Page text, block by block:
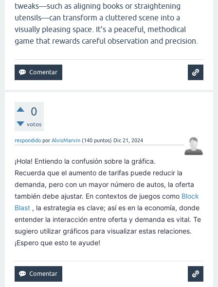
tweaks—such as aligning books or straightening
utensils—can transform a cluttered scene into a
visually pleasing space. It’s a peaceful, methodical
game that rewards careful observation and precision.
0
votos
respondido por AlvisMarvin (140 puntos) Dic 21, 2024
¡Hola! Entiendo la confusión sobre la gráfica.
Recuerda que el aumento de tarifas puede reducir la
demanda, pero con un mayor número de autos, la oferta
también debe ajustar. En contextos de juegos como Block
Blast , la estrategia es clave; así es en la economía, donde
entender la interacción entre oferta y demanda es vital. Te
sugiero utilizar gráficos para visualizar estas relaciones.
¡Espero que esto te ayude!